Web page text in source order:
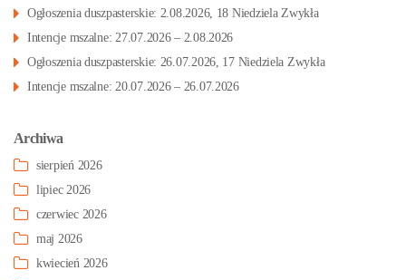
Ogłoszenia duszpasterskie: 2.08.2026, 18 Niedziela Zwykła
Intencje mszalne: 27.07.2026 – 2.08.2026
Ogłoszenia duszpasterskie: 26.07.2026, 17 Niedziela Zwykła
Intencje mszalne: 20.07.2026 – 26.07.2026
Archiwa
sierpień 2026
lipiec 2026
czerwiec 2026
maj 2026
kwiecień 2026